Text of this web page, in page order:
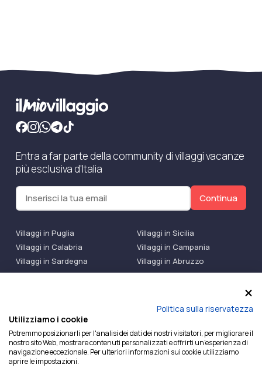
Entra a far parte della community di villaggi vacanze
più esclusiva d'Italia
Continua
Villaggi in Puglia
Villaggi in Sicilia
Villaggi in Calabria
Villaggi in Campania
Villaggi in Sardegna
Villaggi in Abruzzo
Villaggi Bluserena
Villaggi TH Resort
Ilmiovillaggio è un marchio di Ekiwi S.r.l.
Licenza Agenzia Viaggi e Turismo n° 2015/0133251 del
26/02/2015 e coperta da RC per Agenzia di Viaggi n°
OX00081147 REVO Specialty LiabilityXTravel Agencies.
Politica sulla riservatezza
Utilizziamo i cookie
Potremmo posizionarli per l'analisi dei dati dei nostri visitatori, per migliorare il
nostro sito Web, mostrare contenuti personalizzati e offrirti un'esperienza di
navigazione eccezionale. Per ulteriori informazioni sui cookie utilizziamo
aprire le impostazioni.